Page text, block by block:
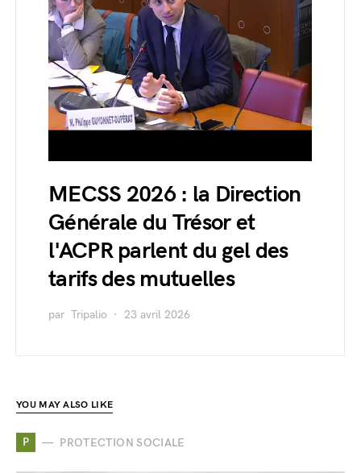
MECSS 2026 : la Direction
Générale du Trésor et
l'ACPR parlent du gel des
tarifs des mutuelles
par Tripalio 23 avril 2026
YOU MAY ALSO LIKE
P PROTECTION SOCIALE